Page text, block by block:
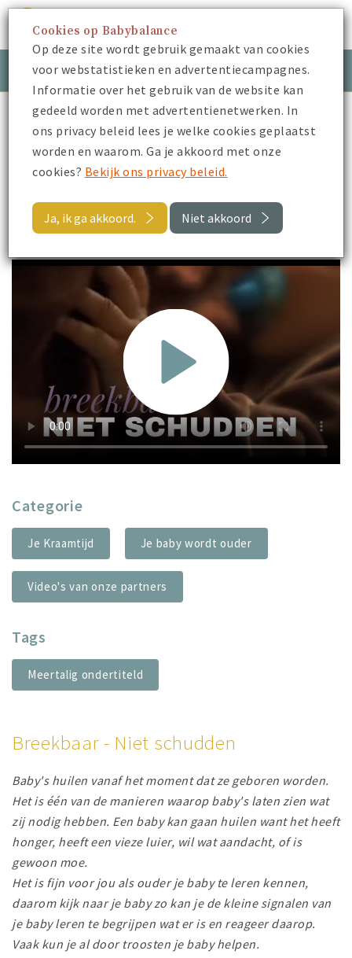
Inloggen Meld je aan
Babybalance Je Kraamtijd
Slapen & huilen
Breekbaar - Niet schudden
Breekbaar - Niet schudden
Categorie
Je Kraamtijd Je baby wordt ouder
Video's van onze partners
Tags
Meertalig ondertiteld
Breekbaar - Niet schudden
Baby's huilen vanaf het moment dat ze geboren worden.
Het is één van de manieren waarop baby's laten zien wat
zij nodig hebben. Een baby kan gaan huilen want het heeft
honger, heeft een vieze luier, wil wat aandacht, of is
gewoon moe.
Het is fijn voor jou als ouder je baby te leren kennen,
daarom kijk naar je baby zo kan je de kleine signalen van
je baby leren te begrijpen wat er is en reageer daarop.
Vaak kun je al door troosten je baby helpen.
Cookies op Babybalance
Op deze site wordt gebruik gemaakt van cookies
voor webstatistieken en advertentiecampagnes.
Informatie over het gebruik van de website kan
gedeeld worden met advertentienetwerken. In
ons privacy beleid lees je welke cookies geplaatst
worden en waarom. Ga je akkoord met onze
cookies? Bekijk ons privacy beleid.
Ja, ik ga akkoord. Niet akkoord